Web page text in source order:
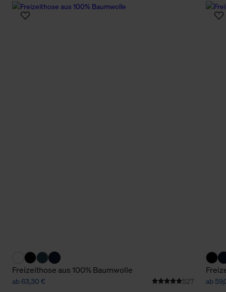
Freizeithose aus 100% Baumwolle
ab 63,30 € 527 ab